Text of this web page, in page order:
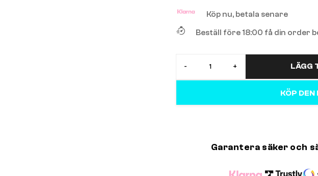
Köp nu, betala senare
Beställ före 18:00 få din order
- + LÄGG
KÖP DEN
Garantera säker och